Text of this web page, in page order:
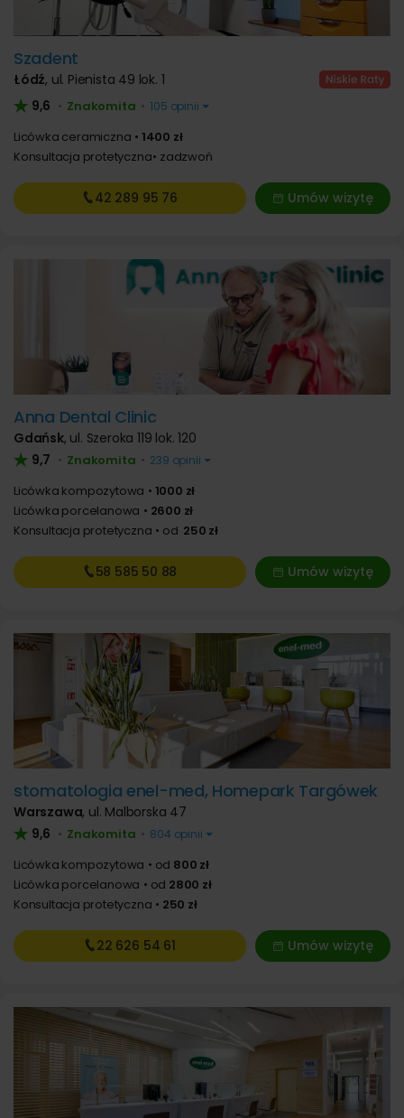
Szadent
Łódź, ul. Pienista 49 lok. 1
9,6 • Znakomita • 105 opinii
Licówka ceramiczna
1400 zł
Konsultacja protetyczna zadzwoń
Umów wizytę
42 289 95 76
Anna Dental Clinic
Gdańsk, ul. Szeroka 119 lok. 120
9,7 • Znakomita • 239 opinii
Licówka kompozytowa
1000 zł
Licówka porcelanowa
2600 zł
Konsultacja protetyczna
od 250 zł
Umów wizytę
58 585 50 88
stomatologia enel-med, Homepark Targówek
Warszawa, ul. Malborska 47
9,6 • Znakomita • 804 opinii
Licówka kompozytowa od 800 zł
Licówka porcelanowa
od 2800 zł
Konsultacja protetyczna
250 zł
Umów wizytę
22 626 54 61